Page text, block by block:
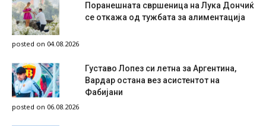
Поранешната свршеница на Лука Дончиќ
се откажа од тужбата за алиментација
posted on 04.08.2026
Густаво Лопез си летна за Аргентина,
Вардар остана вез асистентот на
Фабијани
posted on 06.08.2026